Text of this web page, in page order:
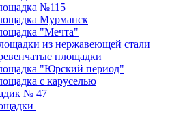
№115
Мурманск
"Мечта"
из нержавеющей стали
площадки
"Юрский период"
с каруселью
№ 47